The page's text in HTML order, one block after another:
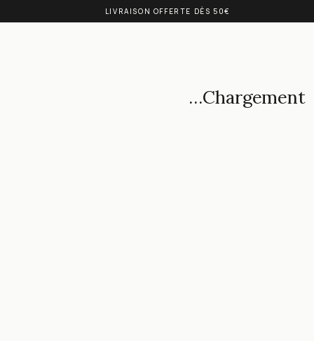
LIVRAISON OFFERTE DÈS 50€
Chargement…